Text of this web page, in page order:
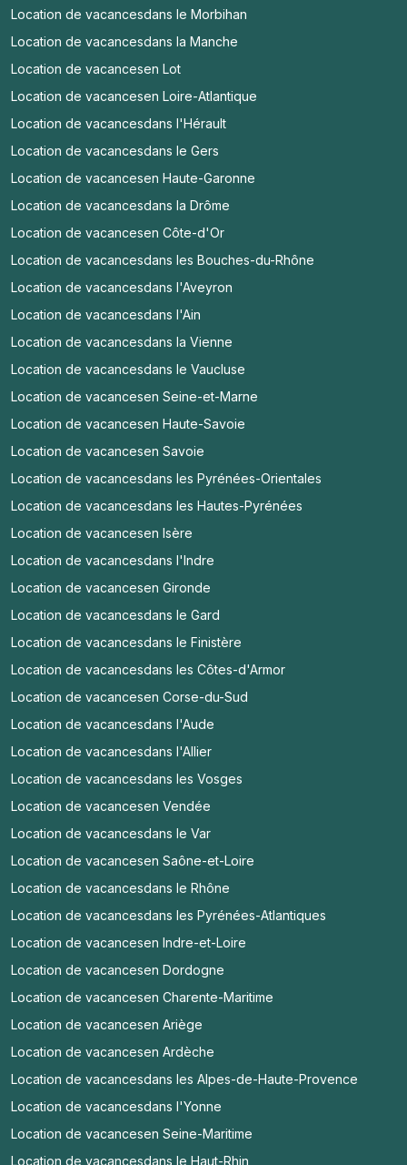
Location de vacancesdans le Morbihan
Location de vacancesdans la Manche
Location de vacancesen Lot
Location de vacancesen Loire-Atlantique
Location de vacancesdans l'Hérault
Location de vacancesdans le Gers
Location de vacancesen Haute-Garonne
Location de vacancesdans la Drôme
Location de vacancesen Côte-d'Or
Location de vacancesdans les Bouches-du-Rhône
Location de vacancesdans l'Aveyron
Location de vacancesdans l'Ain
Location de vacancesdans la Vienne
Location de vacancesdans le Vaucluse
Location de vacancesen Seine-et-Marne
Location de vacancesen Haute-Savoie
Location de vacancesen Savoie
Location de vacancesdans les Pyrénées-Orientales
Location de vacancesdans les Hautes-Pyrénées
Location de vacancesen Isère
Location de vacancesdans l'Indre
Location de vacancesen Gironde
Location de vacancesdans le Gard
Location de vacancesdans le Finistère
Location de vacancesdans les Côtes-d'Armor
Location de vacancesen Corse-du-Sud
Location de vacancesdans l'Aude
Location de vacancesdans l'Allier
Location de vacancesdans les Vosges
Location de vacancesen Vendée
Location de vacancesdans le Var
Location de vacancesen Saône-et-Loire
Location de vacancesdans le Rhône
Location de vacancesdans les Pyrénées-Atlantiques
Location de vacancesen Indre-et-Loire
Location de vacancesen Dordogne
Location de vacancesen Charente-Maritime
Location de vacancesen Ariège
Location de vacancesen Ardèche
Location de vacancesdans les Alpes-de-Haute-Provence
Location de vacancesdans l'Yonne
Location de vacancesen Seine-Maritime
Location de vacancesdans le Haut-Rhin